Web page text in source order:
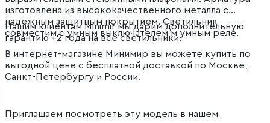
изготовлена из высококачественного металла с
надежным защитным покрытием. Светильник
совместим с умным выключателем м умным реле.
Нашим клиентам Minimir мы дарим дополнительную
гарантию +2 года на все светильники.
В интернет-магазине Минимир вы можете купить по
выгодной цене с бесплатной доставкой по Москве,
Санкт-Петербургу и России.
Приглашаем посмотреть эту модель в нашем